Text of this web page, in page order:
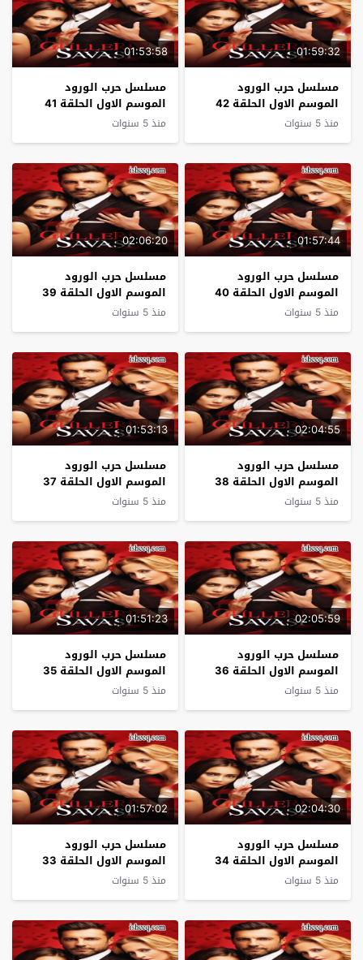
01:59:32
مسلسل حرب الورود
الموسم الاول الحلقة 42
منذ 5 سنوات
01:53:58
مسلسل حرب الورود
الموسم الاول الحلقة 41
منذ 5 سنوات
01:57:44
مسلسل حرب الورود
الموسم الاول الحلقة 40
منذ 5 سنوات
02:06:20
مسلسل حرب الورود
الموسم الاول الحلقة 39
منذ 5 سنوات
02:04:55
مسلسل حرب الورود
الموسم الاول الحلقة 38
منذ 5 سنوات
01:53:13
مسلسل حرب الورود
الموسم الاول الحلقة 37
منذ 5 سنوات
02:05:59
مسلسل حرب الورود
الموسم الاول الحلقة 36
منذ 5 سنوات
01:51:23
مسلسل حرب الورود
الموسم الاول الحلقة 35
منذ 5 سنوات
02:04:30
مسلسل حرب الورود
الموسم الاول الحلقة 34
منذ 5 سنوات
01:57:02
مسلسل حرب الورود
الموسم الاول الحلقة 33
منذ 5 سنوات